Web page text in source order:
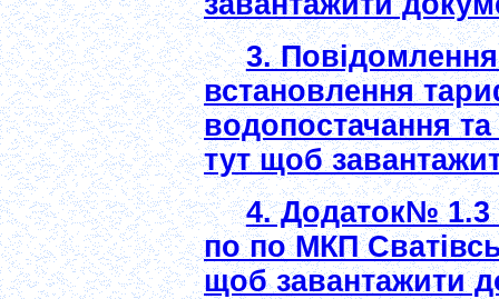
3.
встановлення
водопостачання
тут щоб
4. Додаток№ 1.3
по по МКП
щоб завантажити